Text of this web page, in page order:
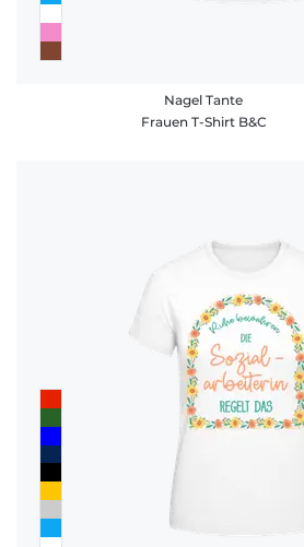
Nagel Tante
Frauen T-Shirt B&C